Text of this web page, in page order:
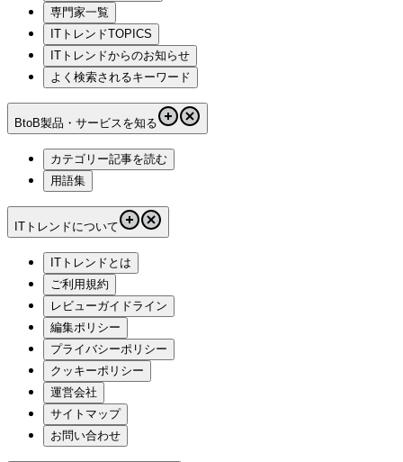
専門家一覧
ITトレンドTOPICS
ITトレンドからのお知らせ
よく検索されるキーワード
BtoB製品・サービスを知る
カテゴリー記事を読む
用語集
ITトレンドについて
ITトレンドとは
ご利用規約
レビューガイドライン
編集ポリシー
プライバシーポリシー
クッキーポリシー
運営会社
サイトマップ
お問い合わせ